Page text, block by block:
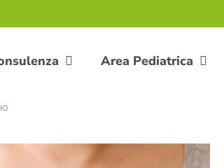
Area Pediatrica